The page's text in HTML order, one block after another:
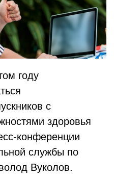
году
с
здоровья
конференции
службы по
Вуколов.